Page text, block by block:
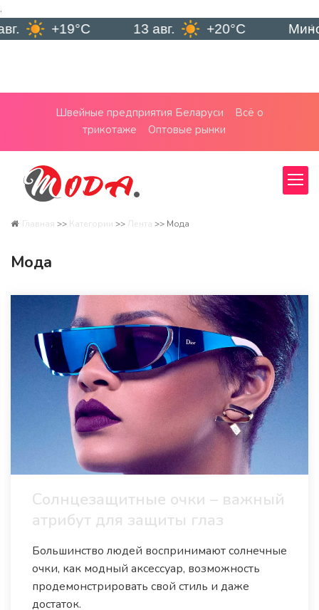
.
13 авг. +20°C Минск 7 авг.
Швейные предприятия Беларуси
Всё о
трикотаже
Оптовые рынки
Главная >> Категории >> Лента >> Мода
Мода
Солнцезащитные очки – важный
атрибут для защиты глаз
Большинство людей воспринимают солнечные
очки, как модный аксессуар, возможность
продемонстрировать свой стиль и даже
достаток.